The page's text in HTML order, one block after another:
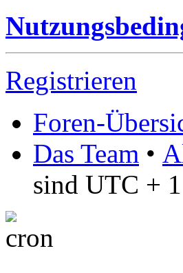
Registrieren
Foren-
Das Team •
sind UTC +